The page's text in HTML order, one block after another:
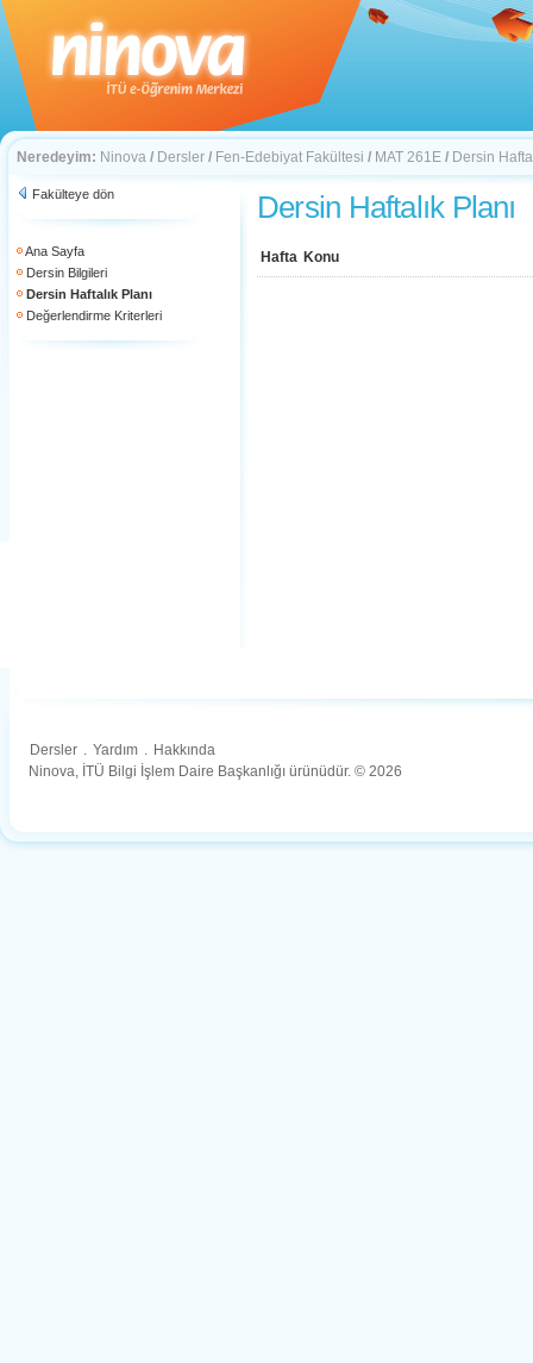
Neredeyim: Ninova / Dersler / Fen-Edebiyat Fakültesi / MAT 261E / Dersin
Fakülteye dön
Ana Sayfa
Dersin Bilgileri
Dersin Haftalık Planı
Değerlendirme Kriterleri
Dersin Haftalık Planı
Hafta Konu
Dersler . Yardım . Hakkında
Ninova, İTÜ Bilgi İşlem Daire Başkanlığı ürünüdür. © 2026